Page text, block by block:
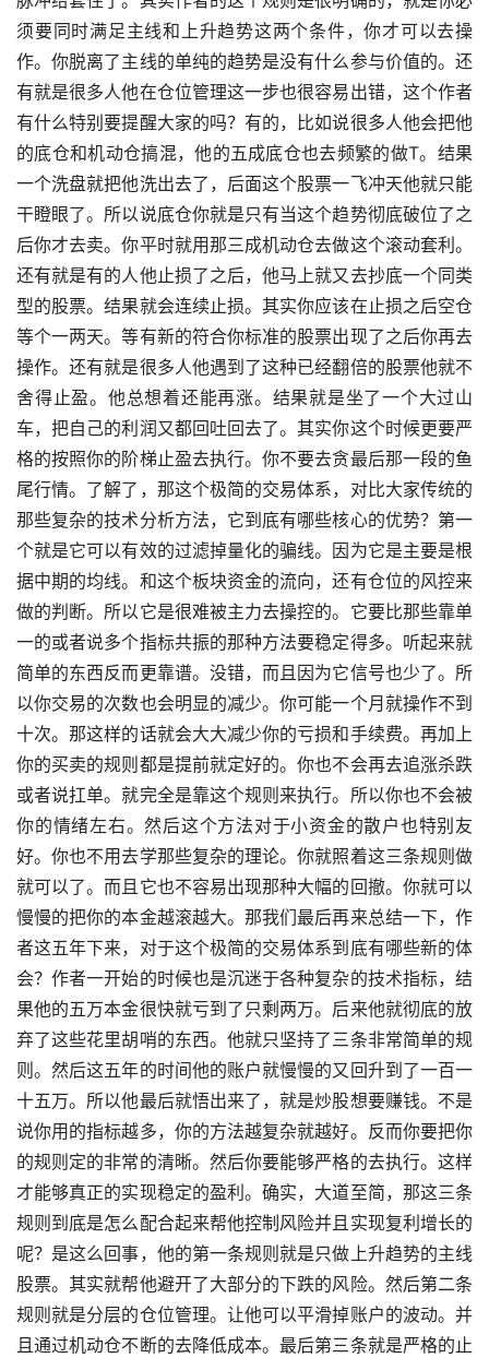
须要同时满足主线和上升趋势这两个条件，你才可以去操
作。你脱离了主线的单纯的趋势是没有什么参与价值的。还
有就是很多人他在仓位管理这一步也很容易出错，这个作者
有什么特别要提醒大家的吗？有的，比如说很多人他会把他
的底仓和机动仓搞混，他的五成底仓也去频繁的做T。结果
一个洗盘就把他洗出去了，后面这个股票一飞冲天他就只能
干瞪眼了。所以说底仓你就是只有当这个趋势彻底破位了之
后你才去卖。你平时就用那三成机动仓去做这个滚动套利。
还有就是有的人他止损了之后，他马上就又去抄底一个同类
型的股票。结果就会连续止损。其实你应该在止损之后空仓
等个一两天。等有新的符合你标准的股票出现了之后你再去
操作。还有就是很多人他遇到了这种已经翻倍的股票他就不
舍得止盈。他总想着还能再涨。结果就是坐了一个大过山
车，把自己的利润又都回吐回去了。其实你这个时候更要严
格的按照你的阶梯止盈去执行。你不要去贪最后那一段的鱼
尾行情。了解了，那这个极简的交易体系，对比大家传统的
那些复杂的技术分析方法，它到底有哪些核心的优势？第一
个就是它可以有效的过滤掉量化的骗线。因为它是主要是根
据中期的均线。和这个板块资金的流向，还有仓位的风控来
做的判断。所以它是很难被主力去操控的。它要比那些靠单
一的或者说多个指标共振的那种方法要稳定得多。听起来就
简单的东西反而更靠谱。没错，而且因为它信号也少了。所
以你交易的次数也会明显的减少。你可能一个月就操作不到
十次。那这样的话就会大大减少你的亏损和手续费。再加上
你的买卖的规则都是提前就定好的。你也不会再去追涨杀跌
或者说扛单。就完全是靠这个规则来执行。所以你也不会被
你的情绪左右。然后这个方法对于小资金的散户也特别友
好。你也不用去学那些复杂的理论。你就照着这三条规则做
就可以了。而且它也不容易出现那种大幅的回撤。你就可以
慢慢的把你的本金越滚越大。那我们最后再来总结一下，作
者这五年下来，对于这个极简的交易体系到底有哪些新的体
会？作者一开始的时候也是沉迷于各种复杂的技术指标，结
果他的五万本金很快就亏到了只剩两万。后来他就彻底的放
弃了这些花里胡哨的东西。他就只坚持了三条非常简单的规
则。然后这五年的时间他的账户就慢慢的又回升到了一百一
十五万。所以他最后就悟出来了，就是炒股想要赚钱。不是
说你用的指标越多，你的方法越复杂就越好。反而你要把你
的规则定的非常的清晰。然后你要能够严格的去执行。这样
才能够真正的实现稳定的盈利。确实，大道至简，那这三条
规则到底是怎么配合起来帮他控制风险并且实现复利增长的
呢？是这么回事，他的第一条规则就是只做上升趋势的主线
股票。其实就帮他避开了大部分的下跌的风险。然后第二条
规则就是分层的仓位管理。让他可以平滑掉账户的波动。并
且通过机动仓不断的去降低成本。最后第三条就是严格的止